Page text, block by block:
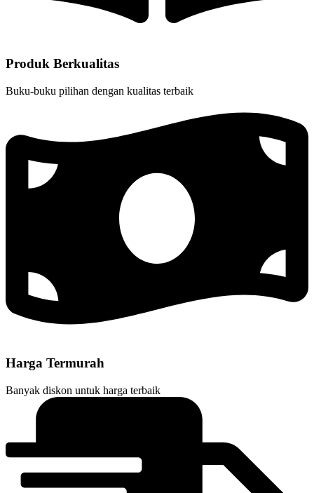
Produk Berkualitas
Buku-buku pilihan dengan kualitas terbaik
Harga Termurah
Banyak diskon untuk harga terbaik